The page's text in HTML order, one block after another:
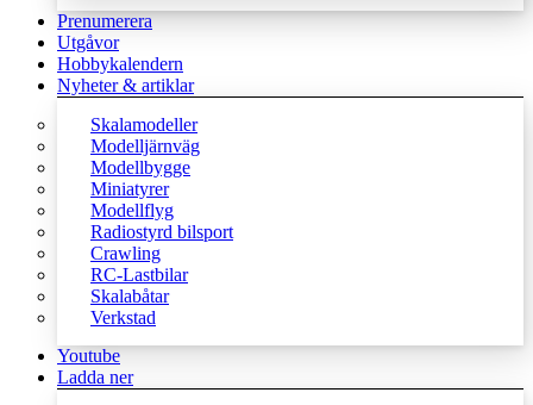
Prenumerera
Utgåvor
Hobbykalendern
Nyheter & artiklar
Skalamodeller
Modelljärnväg
Modellbygge
Miniatyrer
Modellflyg
Radiostyrd bilsport
Crawling
RC-Lastbilar
Skalabåtar
Verkstad
Youtube
Ladda ner